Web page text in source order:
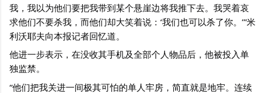
我，我以为他们要把我带到某个悬崖边将我推下去。我哭着哀
求他们不要杀我，而他们却大笑着说：‘我们也可以杀了你。’”米
利沃耶夫向本报记者回忆道。
他进一步表示，在没收其手机及全部个人物品后，他被投入单
独监禁。
“他们把我关进一间极其可怕的单人牢房，简直就是地牢。连续